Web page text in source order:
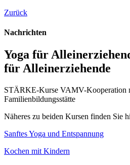
Zurück
Nachrichten
Yoga für
für Alleinerziehende
STÄRKE-Kurse VAMV-Kooperation
Familienbildungsstätte
Näheres zu beiden Kursen finden Sie
Sanftes Yoga und Entspannung
Kochen mit Kindern